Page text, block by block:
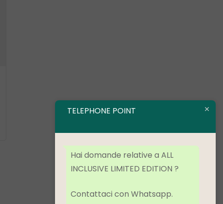
TELEPHONE POINT
Hai domande relative a ALL
INCLUSIVE LIMITED EDITION ?
Contattaci con Whatsapp.